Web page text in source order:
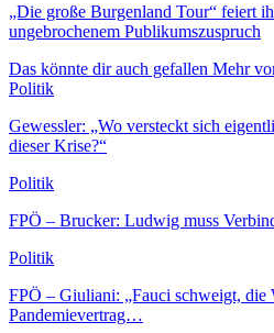
„Die große Burgenland Tour“ feiert
ungebrochenem Publikumszuspruch
Das könnte dir auch gefallen Mehr
Politik
Gewessler: „Wo versteckt sich
dieser Krise?“
Politik
FPÖ – Brucker: Ludwig muss
Politik
FPÖ – Giuliani: „Fauci schweigt,
Pandemievertrag…